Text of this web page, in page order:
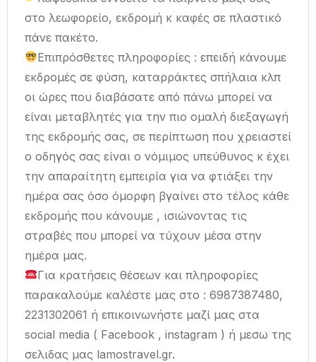
στο λεωφορείο, εκδρομή κ καφές σε πλαστικό
πάνε πακέτο.
Επιπρόσθετες πληροφορίες : επειδή κάνουμε
εκδρομές σε φύση, καταρράκτες σπήλαια κλπ
οι ώρες που διαβάσατε από πάνω μπορεί να
είναι μεταβλητές για την πιο ομαλή διεξαγωγή
της εκδρομής σας, σε περίπτωση που χρειαστεί
ο οδηγός σας είναι ο νόμιμος υπεύθυνος κ έχει
την απαραίτητη εμπειρία για να φτιάξει την
ημέρα σας όσο όμορφη βγαίνει στο τέλος κάθε
εκδρομής που κάνουμε , ισιώνοντας τις
στραβές που μπορεί να τύχουν μέσα στην
ημέρα μας.
Για κρατήσεις θέσεων και πληροφορίες
παρακαλούμε καλέστε μας στο : 6987387480,
2231302061 ή επικοινωνήστε μαζί μας στα
social media ( Facebook , instagram ) ή μεσω της
σελιδας μας lamostravel.gr.